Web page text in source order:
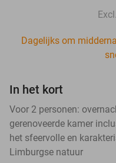
Dagelijks om
In het kort
Voor 2 personen:
gerenoveerde kamer
het sfeervolle en
Limburgse natuur